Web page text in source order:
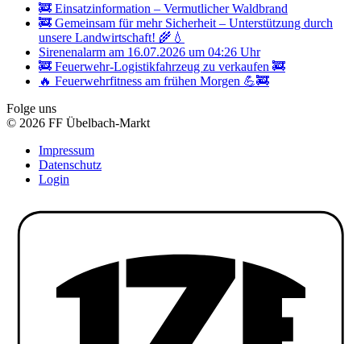
🚒 Einsatzinformation – Vermutlicher Waldbrand
🚒 Gemeinsam für mehr Sicherheit – Unterstützung durch
unsere Landwirtschaft! 🌾💧
Sirenenalarm am 16.07.2026 um 04:26 Uhr
🚒 Feuerwehr-Logistikfahrzeug zu verkaufen 🚒
🔥 Feuerwehrfitness am frühen Morgen 💪🚒
Folge uns
© 2026 FF Übelbach-Markt
Impressum
Datenschutz
Login